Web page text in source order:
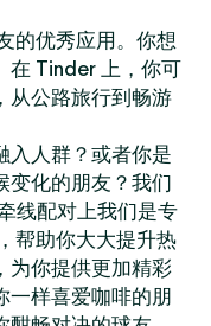
的优秀应用。你想
在 Tinder 上，你可
从公路旅行到畅游
入人群？或者你是
变化的朋友？我们
线配对上我们是专
帮助你大大提升热
为你提供更加精彩
一样喜爱咖啡的朋